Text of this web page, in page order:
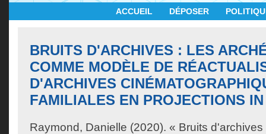
ACCUEIL DÉPOSER
BRUITS D'ARCHIVES : LES
COMME MODÈLE DE
D'ARCHIVES
FAMILIALES EN PROJECTIONS
Raymond, Danielle (2020). « Bruits